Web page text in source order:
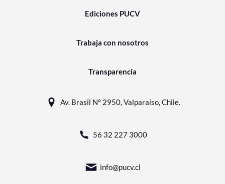
Ediciones PUCV
Trabaja con nosotros
Transparencia
Av. Brasil N° 2950, Valparaíso, Chile.
56 32 227 3000
info@pucv.cl